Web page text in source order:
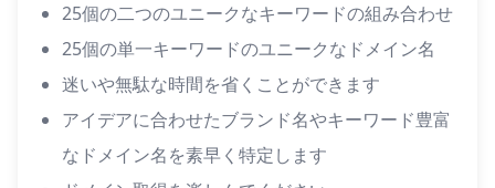
25個の二つのユニークなキーワードの組み合わせ
25個の単一キーワードのユニークなドメイン名
迷いや無駄な時間を省くことができます
アイデアに合わせたブランド名やキーワード豊富
なドメイン名を素早く特定します